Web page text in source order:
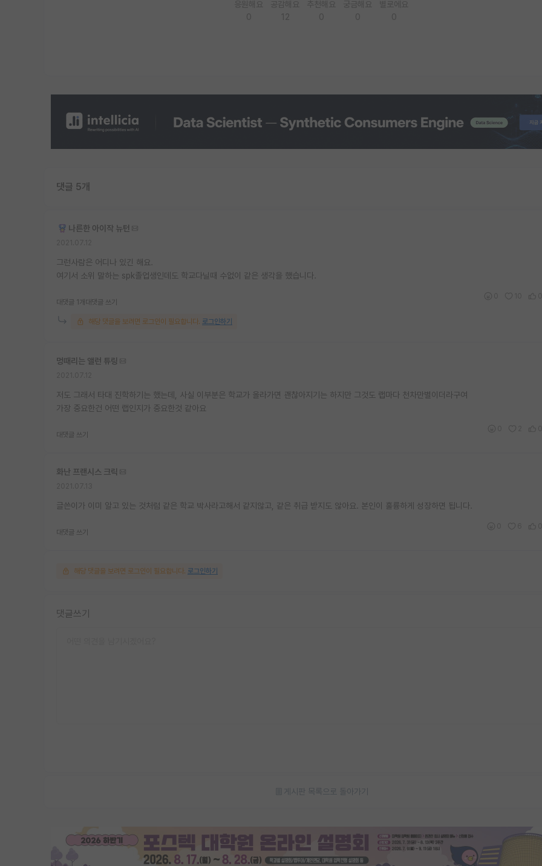
댓글 5개
나른한 아이작 뉴턴
그런사람은 어디나 있긴 해요.
여기서 소위 말하는 spk졸업생인데도 학교다닐때 수없이 같은 생각을 했습니다.
대댓글 1개 대댓글 쓰기
해당 댓글을 보려면 로그인이 필요합니다. 로그인하기
멍때리는 앨런 튜링
저도 그래서 타대 진학하기는 했는데, 사실 이부분은 학교가 올라가면 괜찮아지기는 하지만 그것도 랩마다 천차만별이더라구여
가장 중요한건 어떤 랩인지가 중요한것 같아요
대댓글 쓰기
화난 프랜시스 크릭
글쓴이가 이미 알고 있는 것처럼 같은 학교 박사라고해서 같지않고, 같은 취급 받지도 않아요. 본인이 훌륭하게 성장하면 됩니다.
대댓글 쓰기
해당 댓글을 보려면 로그인이 필요합니다. 로그인하기
댓글쓰기
게시판 목록으로 돌아가기